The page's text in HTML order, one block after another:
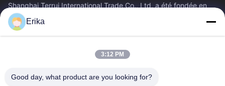
Shanghai Terrui International Trade Co., Ltd. a été fondée en
2002, spécialisée dans le développement, la fabrication et la
vente d'équipements...
Liens Rapides
Produits
À Propos De Nous
Contrôle De Qualité
Erika
3:12 PM
Good day, what product are you looking for?